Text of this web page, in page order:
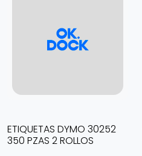
ETIQUETAS DYMO 30252
350 PZAS 2 ROLLOS